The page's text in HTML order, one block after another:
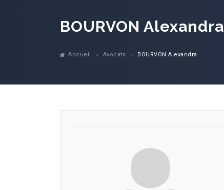
BOURVON Alexandra
Accueil Avocats BOURVON Alexandra